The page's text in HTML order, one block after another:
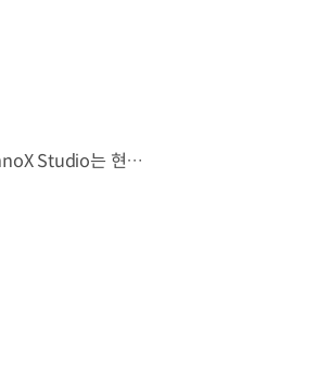
현대오토에버가 고객경험 혁신 공간 ‘InnoX Studio’를 개관했습니다. InnoX Studio는 현대오토에버의 최신 모빌리티 기술을 직접 체험할 수 있는 ‘디지털 전시’, 기술의 효용성을 검증하고, 사업적 가치를 검토할 수 있는 ‘피드백’, 문제 발견부터 신사업 기회 발굴까지 고객사와 함께하는 ‘워크숍’ 등 세 개 구역으로 구분되는데요. 올해 초 신설된 DX센터가 InnoX Studio의 운영을 맡아, 디지털 기술을 통한 고객가치 혁신을 선도할 예정입니다. 현대오토에버는 InnoX Studio를 혁신의 허브로 삼아 신규 비즈니스 창출을 위해 노력하고, 고객사 맞춤형 서비스 기획, DX 컨설팅 고도화 등을 추진할 계획입니다.